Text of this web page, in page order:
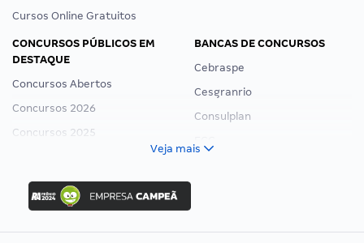
Cursos Online Gratuitos
CONCURSOS PÚBLICOS EM
DESTAQUE
Concursos Abertos
Concursos 2026
Concursos 2025
Concurso Ibama
Concurso MPU
Editais publicados
BANCAS DE CONCURSOS
Cebraspe
Cesgranrio
Consulplan
Veja mais